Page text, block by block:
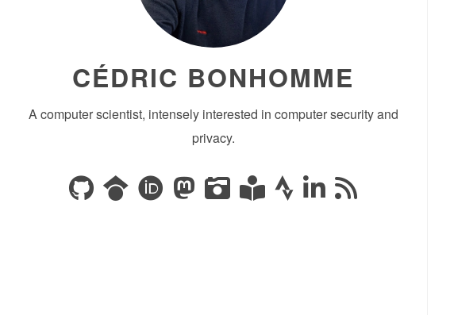
CÉDRIC BONHOMME
A computer scientist, intensely interested in computer security and
privacy.